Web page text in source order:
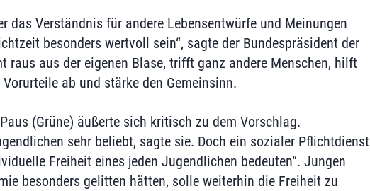
das Verständnis für andere Lebensentwürfe und Meinungen
besonders wertvoll sein“, sagte der Bundespräsident der
raus aus der eigenen Blase, trifft ganz andere Menschen, hilft
ab und stärke den Gemeinsinn.
(Grüne) äußerte sich kritisch zu dem Vorschlag.
sehr beliebt, sagte sie. Doch ein sozialer Pflichtdienst
Freiheit eines jeden Jugendlichen bedeuten“. Jungen
besonders gelitten hätten, solle weiterhin die Freiheit zu